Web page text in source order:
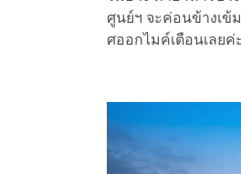
ศูนย์ฯ จะค่อนข้างเข้
ศออกไมค์เตือนเลยค่ะ